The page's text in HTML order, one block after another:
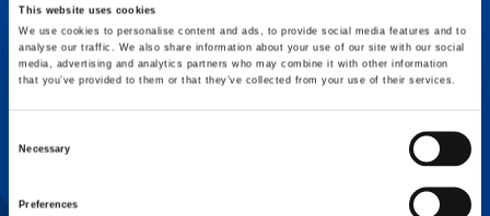
This website uses cookies
We use cookies to personalise content and ads, to provide social media features and to
analyse our traffic. We also share information about your use of our site with our social
media, advertising and analytics partners who may combine it with other information
that you’ve provided to them or that they’ve collected from your use of their services.
Necessary
Preferences
transmission de données en temps réel pour
un contrôle et une communication renforcés
concernant l’état de fonctionnement, le
positionnement, l’entretien, le dépannage,
TECHNOLOGIES